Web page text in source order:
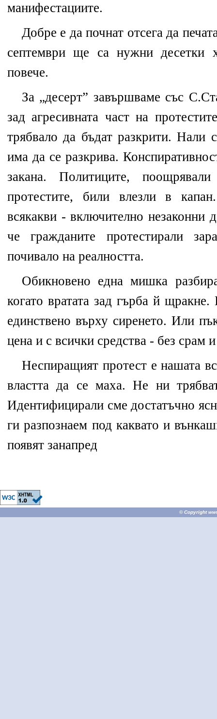
манифестациите.
Добре е да почнат отсега да
септември ще са нужни десетки
повече.
За „десерт” завършваме със
зад агресивната част на
трябвало да бъдат разкрити. Нали
има да се разкрива.
закана. Политиците,
протестите, били влезли в
всякакви - включително незаконни
че гражданите протестирали
почивало на реалността.
Обикновено една мишка
когато вратата зад гърба й
единствено върху сиренето. Или
цена и с всички средства - без срам
Неспиращият протест е нашата
властта да се маха. Не ни
Идентифицирали сме достатъчно
ги разпознаем под каквато и
появят занапред
© Copyright